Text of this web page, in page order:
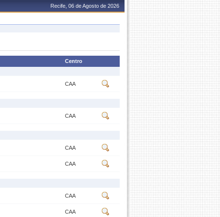
Recife, 06 de Agosto de 2026
Centro
CAA
CAA
CAA
CAA
CAA
CAA